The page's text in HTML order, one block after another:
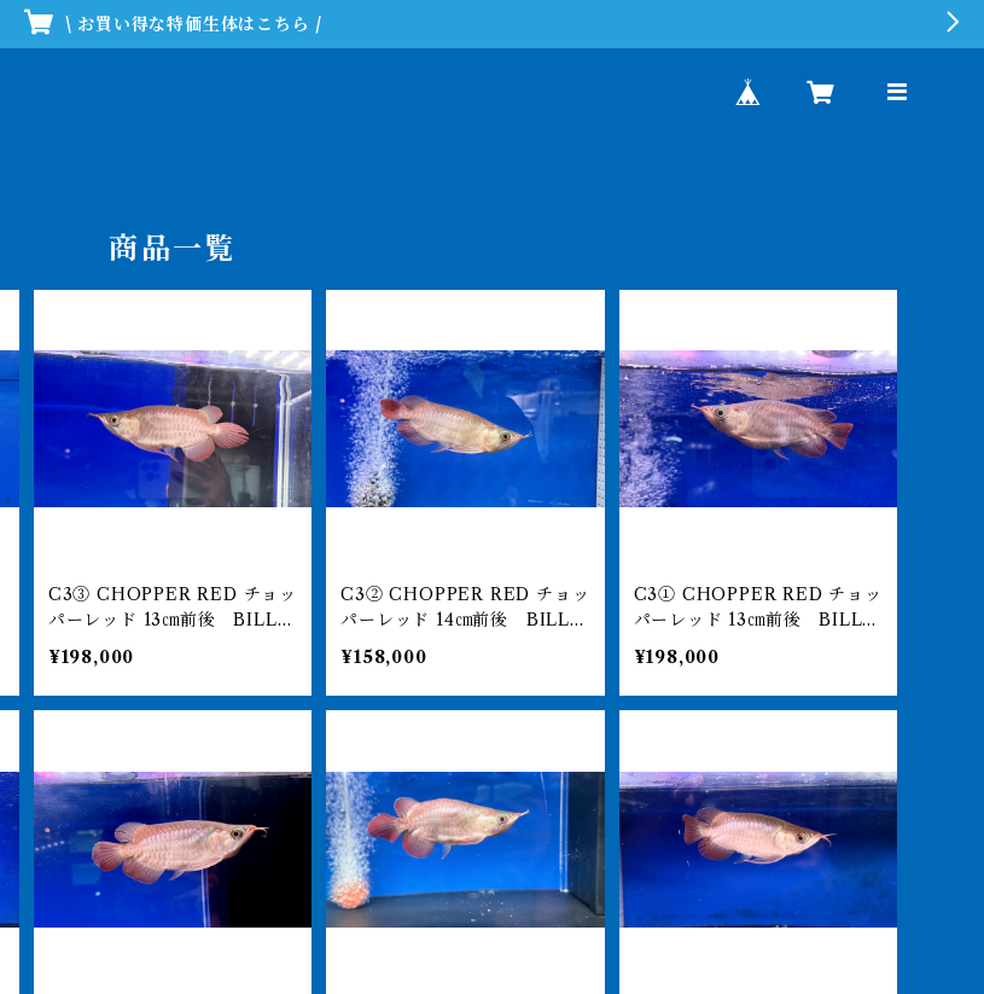
\ お買い得な特価生体はこちら /
商品一覧
C3③ CHOPPER RED チョッ
パーレッド 13㎝前後 BILLY-
KENオリジナル アジアアロワ
ナ 紅龍ショート 260-0051
60
¥198,000
C3② CHOPPER RED チョッ
パーレッド 14㎝前後 BILLY-
KENオリジナル アジアアロワ
ナ 紅龍ショート 260-0051
59
¥158,000
C3① CHOPPER RED チョッ
パーレッド 13㎝前後 BILLY-
KENオリジナル アジアアロワ
ナ 紅龍ショート 260-0051
58
¥198,000